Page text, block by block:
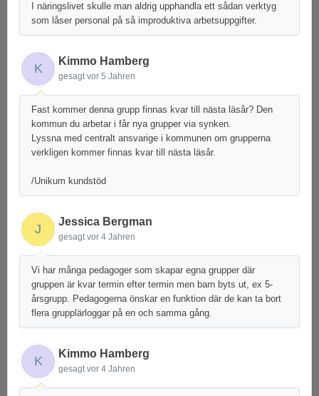
I näringslivet skulle man aldrig upphandla ett sådan verktyg
som låser personal på så improduktiva arbetsuppgifter.
K
Kimmo Hamberg
gesagtvor 5 Jahren
Fast kommer denna grupp finnas kvar till nästa läsår? Den
kommun du arbetar i får nya grupper via synken.
Lyssna med centralt ansvarige i kommunen om grupperna
verkligen kommer finnas kvar till nästa läsår.
/Unikum kundstöd
J
Jessica Bergman
gesagtvor 4 Jahren
Vi har många pedagoger som skapar egna grupper där
gruppen är kvar termin efter termin men barn byts ut, ex 5-
årsgrupp. Pedagogerna önskar en funktion där de kan ta bort
flera grupplärloggar på en och samma gång.
K
Kimmo Hamberg
gesagtvor 4 Jahren